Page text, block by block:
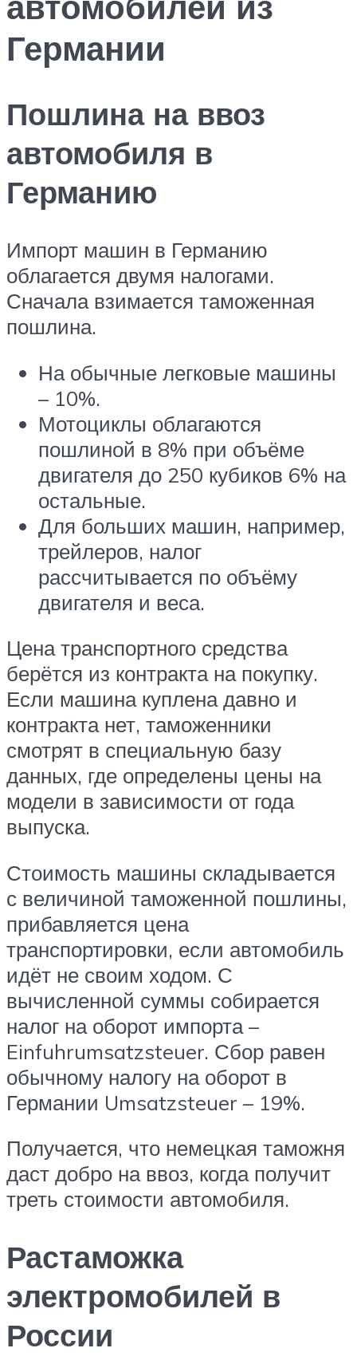
Германии
Пошлина на ввоз
автомобиля в
Германию
Импорт машин в Германию
облагается двумя налогами.
Сначала взимается таможенная
пошлина.
На обычные легковые машины
– 10%.
Мотоциклы облагаются
пошлиной в 8% при объёме
двигателя до 250 кубиков 6% на
остальные.
Для больших машин, например,
трейлеров, налог
рассчитывается по объёму
двигателя и веса.
Цена транспортного средства
берётся из контракта на покупку.
Если машина куплена давно и
контракта нет, таможенники
смотрят в специальную базу
данных, где определены цены на
модели в зависимости от года
выпуска.
Стоимость машины складывается
с величиной таможенной пошлины,
прибавляется цена
транспортировки, если автомобиль
идёт не своим ходом. С
вычисленной суммы собирается
налог на оборот импорта –
Einfuhrumsatzsteuer. Сбор равен
обычному налогу на оборот в
Германии Umsatzsteuer – 19%.
Получается, что немецкая таможня
даст добро на ввоз, когда получит
треть стоимости автомобиля.
Растаможка
электромобилей в
России